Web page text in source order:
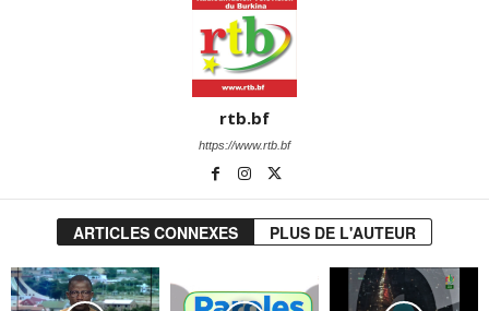
rtb.bf
https://www.rtb.bf
ARTICLES CONNEXES PLUS DE L'AUTEUR